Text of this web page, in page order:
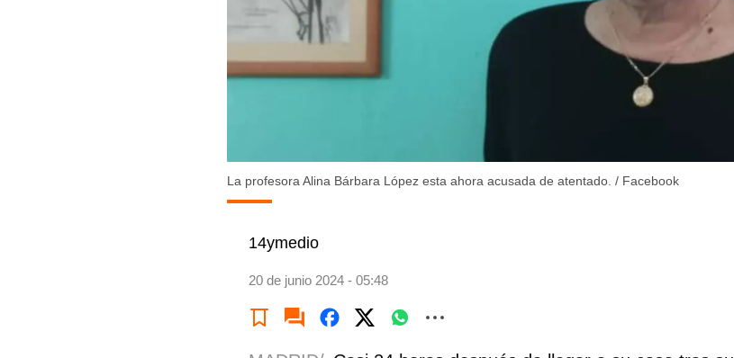
La profesora Alina Bárbara López esta ahora acusada de atentado. / Facebook
14ymedio
20 de junio 2024 - 05:48